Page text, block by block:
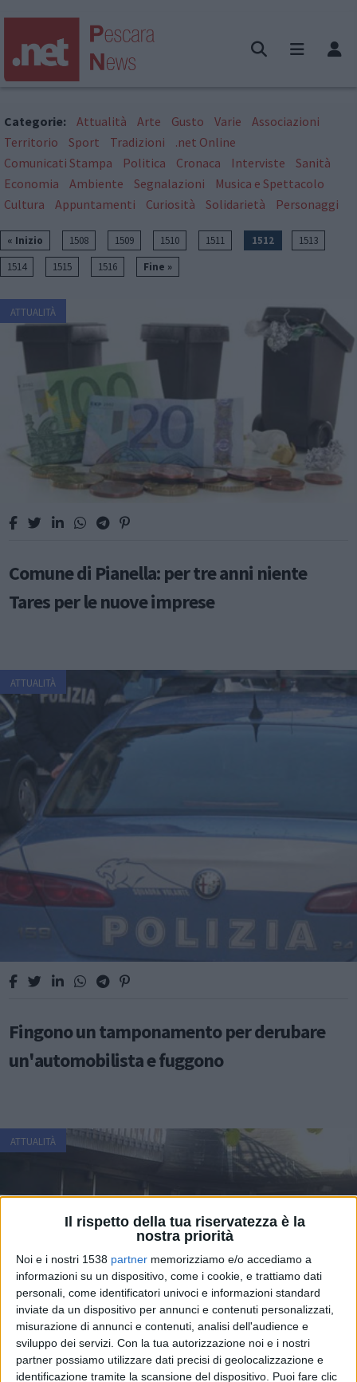
Il rispetto della tua riservatezza è la
nostra priorità
Noi e i nostri 1538 partner memorizziamo e/o accediamo a
informazioni su un dispositivo, come i cookie, e trattiamo dati
personali, come identificatori univoci e informazioni standard
inviate da un dispositivo per annunci e contenuti personalizzati,
misurazione di annunci e contenuti, analisi dell'audience e
sviluppo dei servizi. Con la tua autorizzazione noi e i nostri
partner possiamo utilizzare dati precisi di geolocalizzazione e
identificazione tramite la scansione del dispositivo. Puoi fare clic
Categorie: Attualità Arte Gusto Varie
Associazioni
Territorio
Sport Tradizioni
.net Online
Comunicati Stampa
Politica Cronaca Interviste
Sanità
Economia
Ambiente Segnalazioni
Musica e Spettacolo
Cultura
Appuntamenti Curiosità Solidarietà Personaggi
« Inizio 1508 1509 1510 1511 1512
1513
1514
1515 1516 Fine »
ATTUALITÀ
Comune di Pianella: per tre anni niente
Tares per le nuove imprese
ATTUALITÀ
Fingono un tamponamento per derubare
un'automobilista e fuggono
ATTUALITÀ